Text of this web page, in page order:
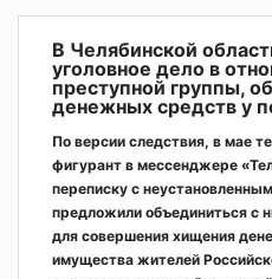
В Челябинской
уголовное дело в
преступной группы,
денежных средств у
По версии следствия, в мае
фигурант в мессенджере
переписку с
предложили объединиться с
для совершения хищения
имущества жителей